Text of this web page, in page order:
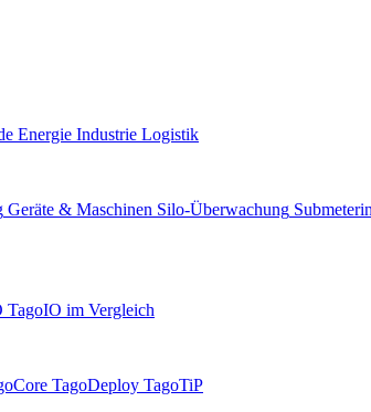
Energie Industrie Logistik
Geräte & Maschinen Silo-Überwachung
TagoIO im Vergleich
TagoDeploy TagoTiP